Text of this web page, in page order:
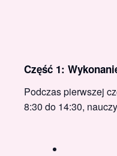
Część 1:
Podczas pierwszej
8:30 do 14:30,